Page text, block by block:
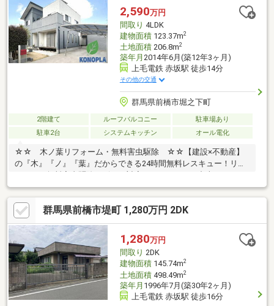
ゆとりのある広さ。お車を複数台お持ちのご家庭や、来客時にも
安心の駐車スペースを確保できます◎◇上下水道引き込み済み！
初期費用を抑えられます♪
2,590万円
間取り 4LDK
建物面積123.37m2
土地面積206.8m2
築年月 2014年6月(築12年3ヶ月)
上毛電鉄 赤坂駅 徒歩14分
その他の交通
群馬県前橋市堀之下町
2階建て ルーフバルコニー
駐車場あり
駐車2台
システムキッチン オール電化
☆☆ 木ノ葉リフォーム・無料害虫駆除 ☆☆【建設×不動産】
の『木』『ノ』『葉』だからできる24時間無料レスキュー！リフ
ターサービスがついており、住んでからの安心をずっとお届けし
ます！内覧時に、無料相談・お見積りも物件ごとに作成可能！！
オウチ探しも、リフォームも一緒に相談できます！＼弊社には、
『きつね隊』・『ゴリラ隊』という無料かけつけサービスの仕組
みが、整っています♪／住んでからのお家トラブル、緊急対応も承
っております♪お家のこと、すべて木ノ葉プランニングにお任せく
ださい＾＾
群馬県前橋市堤町 1,280万円 2DK
1,280万円
間取り 2DK
建物面積145.74m2
土地面積498.49m2
築年月 1996年7月(築30年2ヶ月)
上毛電鉄 赤坂駅 徒歩16分